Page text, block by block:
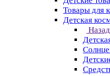
Товары для
Детская
Назад